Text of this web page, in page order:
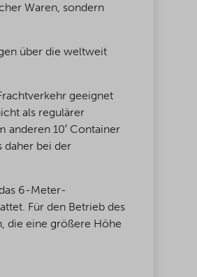
Waren, sondern
über die weltweit
geeignet
als regulärer
10′ Container
daher bei der
6-Meter-
Für den Betrieb des
die eine größere Höhe